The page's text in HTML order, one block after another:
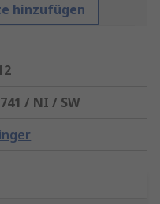
hinzufügen
/ NI / SW